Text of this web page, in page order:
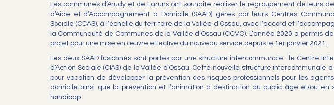
Les communes d’Arudy et de Laruns ont souhaité réaliser le regroupement de leurs
d’Aide et d’Accompagnement à Domicile (SAAD) gérés par leurs Centres
Sociale (CCAS), à l’échelle du territoire de la Vallée d’Ossau, avec l’accord et
la Communauté de Communes de la Vallée d’Ossau (CCVO). L’année 2020 a permis
projet pour une mise en œuvre effective du nouveau service depuis le 1er janvier 2021.
Les deux SAAD fusionnés sont portés par une structure intercommunale : le Centre
d’Action Sociale (CIAS) de la Vallée d’Ossau. Cette nouvelle structure intercommunale
pour vocation de développer la prévention des risques professionnels pour les
domicile ainsi que la prévention et l’animation à destination du public âgé et/ou en
handicap.